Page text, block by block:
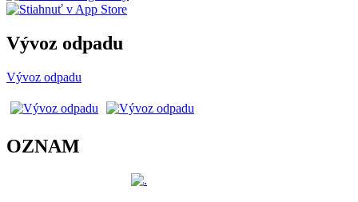
Vývoz odpadu
Vývoz odpadu
OZNAM